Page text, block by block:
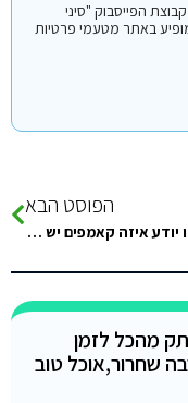
הפייסבוק "סיני
או שמה לא מופיע באתר מטעמי פרטיות
הפוסט הבא
היי מישהו יודע איזה קאמפים יש צמוד/קרוב לnew moon camp?
מהכל לזמן
שחרור,אוכל טוב